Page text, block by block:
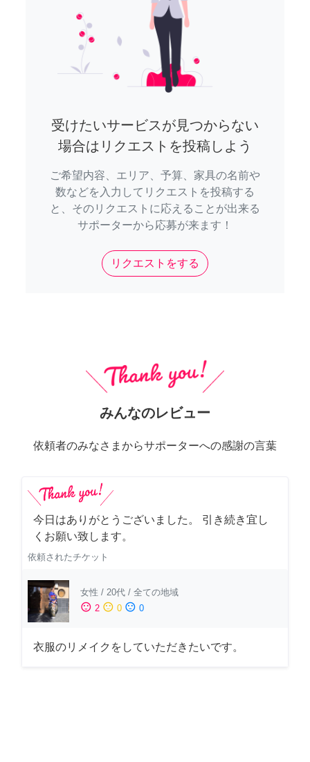
受けたいサービスが見つからない
場合はリクエストを投稿しよう
ご希望内容、エリア、予算、家具の名前や
数などを入力してリクエストを投稿する
と、そのリクエストに応えることが出来る
サポーターから応募が来ます！
リクエストをする
みんなのレビュー
依頼者のみなさまからサポーターへの感謝の言葉
今日はありがとうございました。 引き続き宜し
くお願い致します。
依頼されたチケット
女性 / 20代 / 全ての地域
sentiment_satisfied 2 sentiment_neutral 0 sentiment_dissatisfied 0
衣服のリメイクをしていただきたいです。